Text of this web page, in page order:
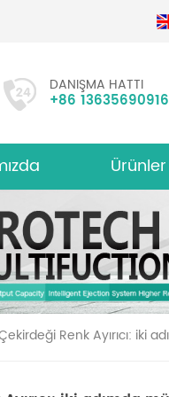
DANIŞMA HATTI
+86 13635690916
Ürünler
Renk Ayırıcı: iki